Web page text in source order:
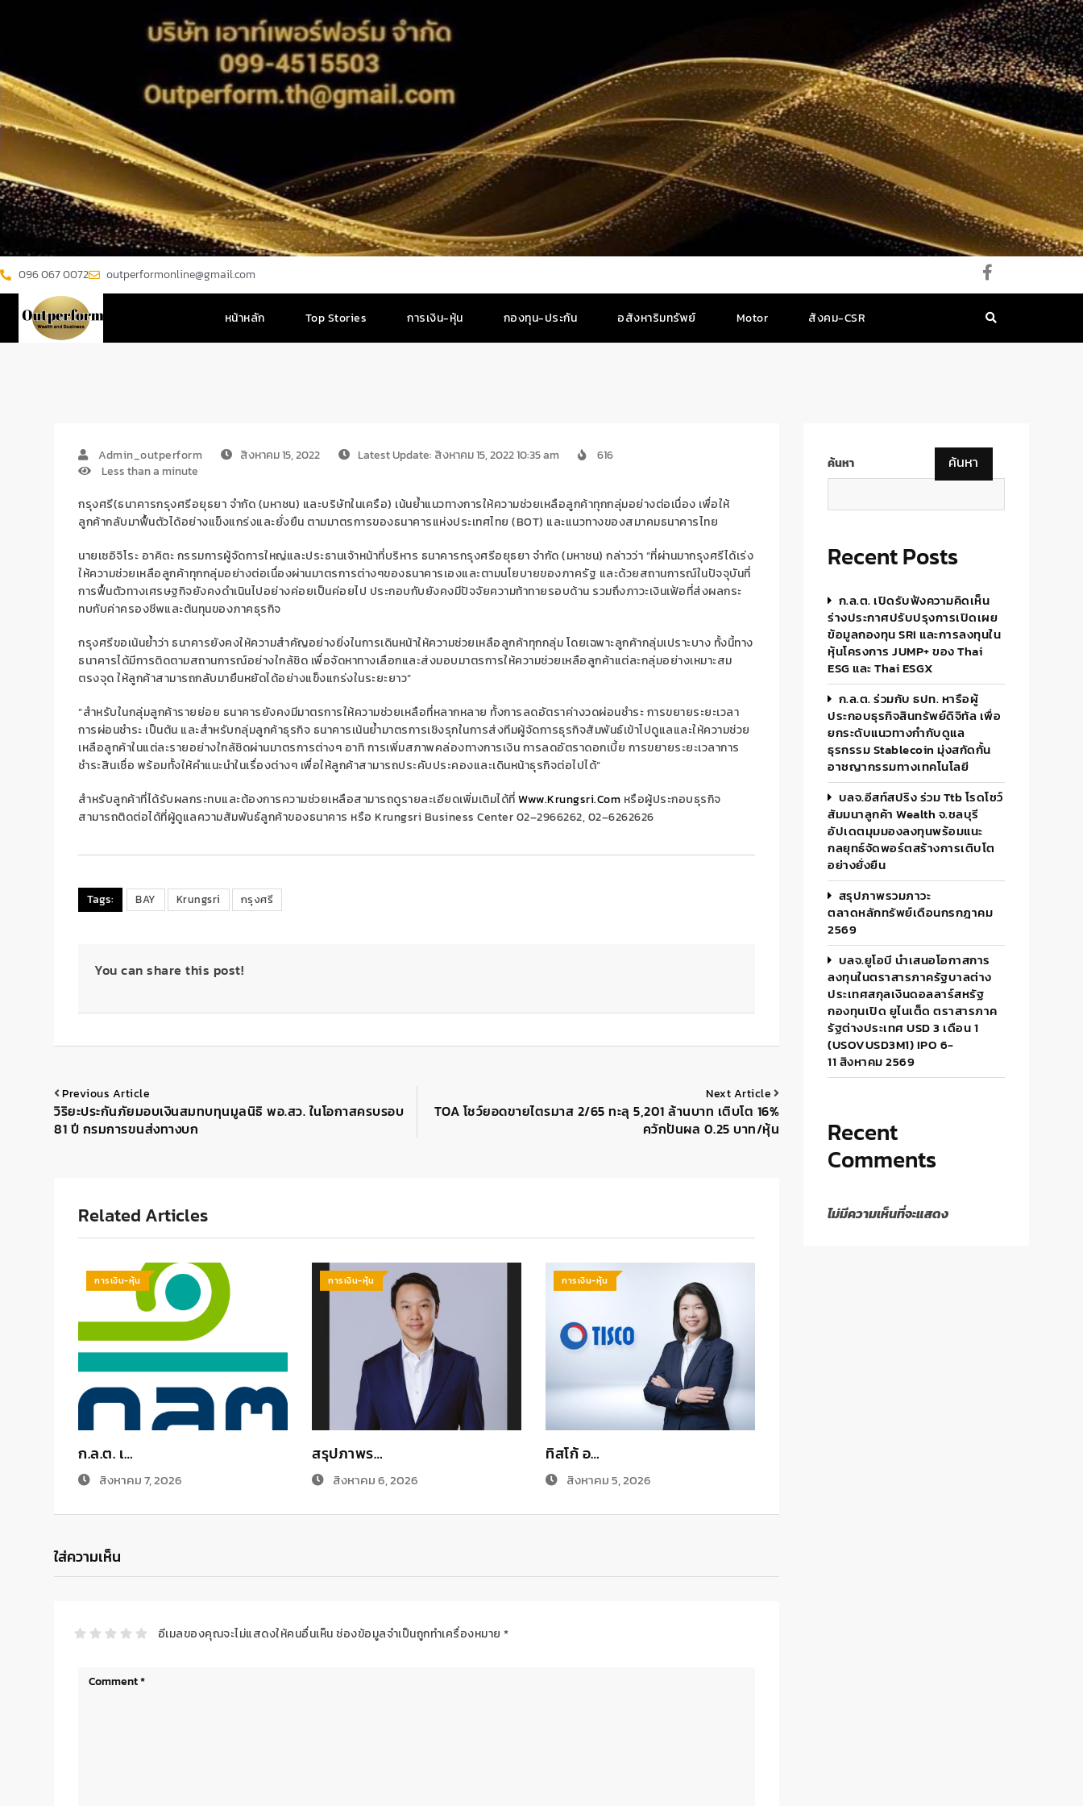
096 067 0072 outperformonline@gmail.com
หน้าหลัก Top Stories การเงิน-หุ้น กองทุน-ประกัน อสังหาริมทรัพย์ Motor สังคม-CSR
Admin_outperform สิงหาคม 15, 2022 Latest Update: สิงหาคม 15, 2022 10:35 am
616
Less than a minute
กรุงศรี(ธนาคารกรุงศรีอยุธยา จำกัด (มหาชน) และบริษัทในเครือ) เน้นย้ำแนวทางการให้ความช่วยเหลือลูกค้าทุกกลุ่มอย่างต่อเนื่อง เพื่อให้
ลูกค้ากลับมาฟื้นตัวได้อย่างแข็งแกร่งและยั่งยืน ตามมาตรการของธนาคารแห่งประเทศไทย (BOT) และแนวทางของสมาคมธนาคารไทย
นายเซอิจิโระ อาคิตะ กรรมการผู้จัดการใหญ่และประธานเจ้าหน้าที่บริหาร ธนาคารกรุงศรีอยุธยา จำกัด (มหาชน) กล่าวว่า“ที่ผ่านมากรุงศรีได้เร่ง
ให้ความช่วยเหลือลูกค้าทุกกลุ่มอย่างต่อเนื่องผ่านมาตรการต่างๆของธนาคารเองและตามนโยบายของภาครัฐ และด้วยสถานการณ์ในปัจจุบันที่
การฟื้นตัวทางเศรษฐกิจยังคงดำเนินไปอย่างค่อยเป็นค่อยไป ประกอบกับยังคงมีปัจจัยความท้าทายรอบด้าน รวมถึงภาวะเงินเฟ้อที่ส่งผลกระ
ทบกับค่าครองชีพและต้นทุนของภาคธุรกิจ
กรุงศรีขอเน้นย้ำว่า ธนาคารยังคงให้ความสำคัญอย่างยิ่งในการเดินหน้าให้ความช่วยเหลือลูกค้าทุกกลุ่มโดยเฉพาะลูกค้ากลุ่มเปราะบาง ทั้งนี้ทาง
ธนาคารได้มีการติดตามสถานการณ์อย่างใกล้ชิด เพื่อจัดหาทางเลือกและส่งมอบมาตรการให้ความช่วยเหลือลูกค้าแต่ละกลุ่มอย่างเหมาะสม
ตรงจุดให้ลูกค้าสามารถกลับมายืนหยัดได้อย่างแข็งแกร่งในระยะยาว”
“สำหรับในกลุ่มลูกค้ารายย่อย ธนาคารยังคงมีมาตรการให้ความช่วยเหลือที่หลากหลาย ทั้งการลดอัตราค่างวดผ่อนชำระ การขยายระยะเวลา
การผ่อนชำระ เป็นต้น และสำหรับกลุ่มลูกค้าธุรกิจ ธนาคารเน้นย้ำมาตรการเชิงรุกในการส่งทีมผู้จัดการธุรกิจสัมพันธเข้าไปดูแลและให้ความช่วย
เหลือลูกค้าในแต่ละรายอย่างใกล้ชิดผ่านมาตรการต่างๆ อาทิ การเพิ่มสภาพคล่องทางการเงิน การลดอัตราดอกเบี้ย การขยายระยะเวลาการ
ชำระสินเชื่อ พร้อมทั้งให้คำแนะนำในเรื่องต่างๆ เพื่อให้ลูกค้าสามารถประคับประคองและเดินหน้าธุรกิจต่อไปได้”
สำหรับลูกค้าที่ได้รับผลกระทบและต้องการความช่วยเหลือสามารถดูรายละเอียดเพิ่มเติมได้ที่Www.Krungsri.Com หรือผู้ประกอบธุรกิจ
สามารถติดต่อได้ที่ผู้ดูแลความสัมพันธ์ลูกค้าของธนาคาร หรือ Krungsri Business Center02–2966262,02–6262626
Tags: BAY Krungsri กรุงศรี
You can share this post!
Previous Article
วิริยะประกันภัยมอบเงินสมทบทุนมูลนิธิ พอ.สว. ในโอกาสครบรอบ
81 ปี กรมการขนส่งทางบก
Next Article
TOA โชว์ยอดขายไตรมาส 2/65 ทะลุ 5,201 ล้านบาท เติบโต 16%
ควักปันผล 0.25 บาท/หุ้น
Related Articles
การเงิน-หุ้น
ก.ล.ต. เ…
สิงหาคม 7, 2026
การเงิน-หุ้น
สรุปภาพร…
สิงหาคม 6, 2026
การเงิน-หุ้น
ทิสโก้ อ…
สิงหาคม 5, 2026
ใส่ความเห็น
อีเมลของคุณจะไม่แสดงให้คนอื่นเห็น ช่องข้อมูลจำเป็นถูกทำเครื่องหมาย *
ค้นหา ค้นหา
Recent Posts
ก.ล.ต. เปิดรับฟังความคิดเห็น
ร่างประกาศปรับปรุงการเปิดเผย
ข้อมูลกองทุน SRI และการลงทุนใน
หุ้นโครงการ JUMP+ ของ Thai
ESG และ Thai ESGX
ก.ล.ต. ร่วมกับ ธปท. หารือผู้
ประกอบธุรกิจสินทรัพย์ดิจิทัล เพื่อ
ยกระดับแนวทางกำกับดูแล
ธุรกรรม Stablecoin มุ่งสกัดกั้น
อาชญากรรมทางเทคโนโลยี
บลจ.อีสท์สปริง ร่วม Ttb โรดโชว์
สัมมนาลูกค้า Wealth จ.ชลบุรี
อัปเดตมุมมองลงทุนพร้อมแนะ
กลยุทธ์จัดพอร์ตสร้างการเติบโต
อย่างยั่งยืน
สรุปภาพรวมภาวะ
ตลาดหลักทรัพย์เดือนกรกฎาคม
2569
บลจ.ยูโอบี นำเสนอโอกาสการ
ลงทุนในตราสารภาครัฐบาลต่าง
ประเทศสกุลเงินดอลลาร์สหรัฐ
กองทุนเปิด ยูไนเต็ด ตราสารภาค
รัฐต่างประเทศ USD 3 เดือน 1
(USOVUSD3M1) IPO 6-
11 สิงหาคม 2569
Recent
Comments
ไม่มีความเห็นที่จะแสดง